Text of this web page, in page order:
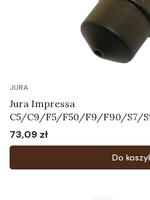
JURA
Jura Impressa
C5/C9/F5/F50/F9/F90/S7/
95 - Dysza Pary Art.63354
Cena
73,09 zł
Do